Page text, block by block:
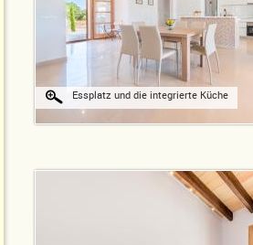
Essplatz und die integrierte Küche